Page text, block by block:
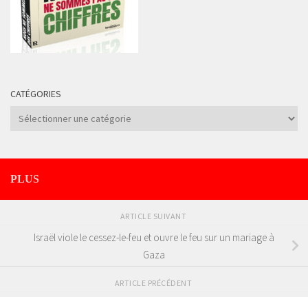
CATÉGORIES
Catégories
PLUS
ARTICLE SUIVANT
Israël viole le cessez-le-feu et ouvre le feu sur un mariage à
Gaza
ARTICLE PRÉCÉDENT